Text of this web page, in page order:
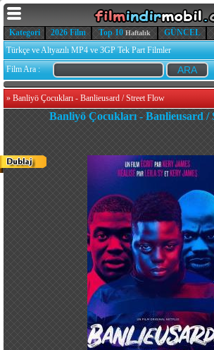
Kategori 2026 Film Top 10 Haftalık GÜNCEL
Türkçe ve Altyazılı MP4 ve 3GP Tek Part Filmler
Film Ara :
» Banliyö Çocukları - Banlieusard / Street Flow
Banliyö Çocukları - Banlieusard /